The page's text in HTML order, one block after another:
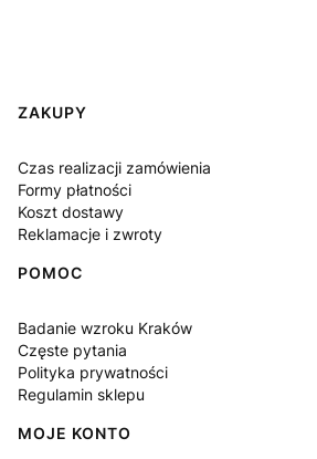
Linki w stopce
ZAKUPY
Czas realizacji zamówienia
Formy płatności
Koszt dostawy
Reklamacje i zwroty
POMOC
Badanie wzroku Kraków
Częste pytania
Polityka prywatności
Regulamin sklepu
MOJE KONTO